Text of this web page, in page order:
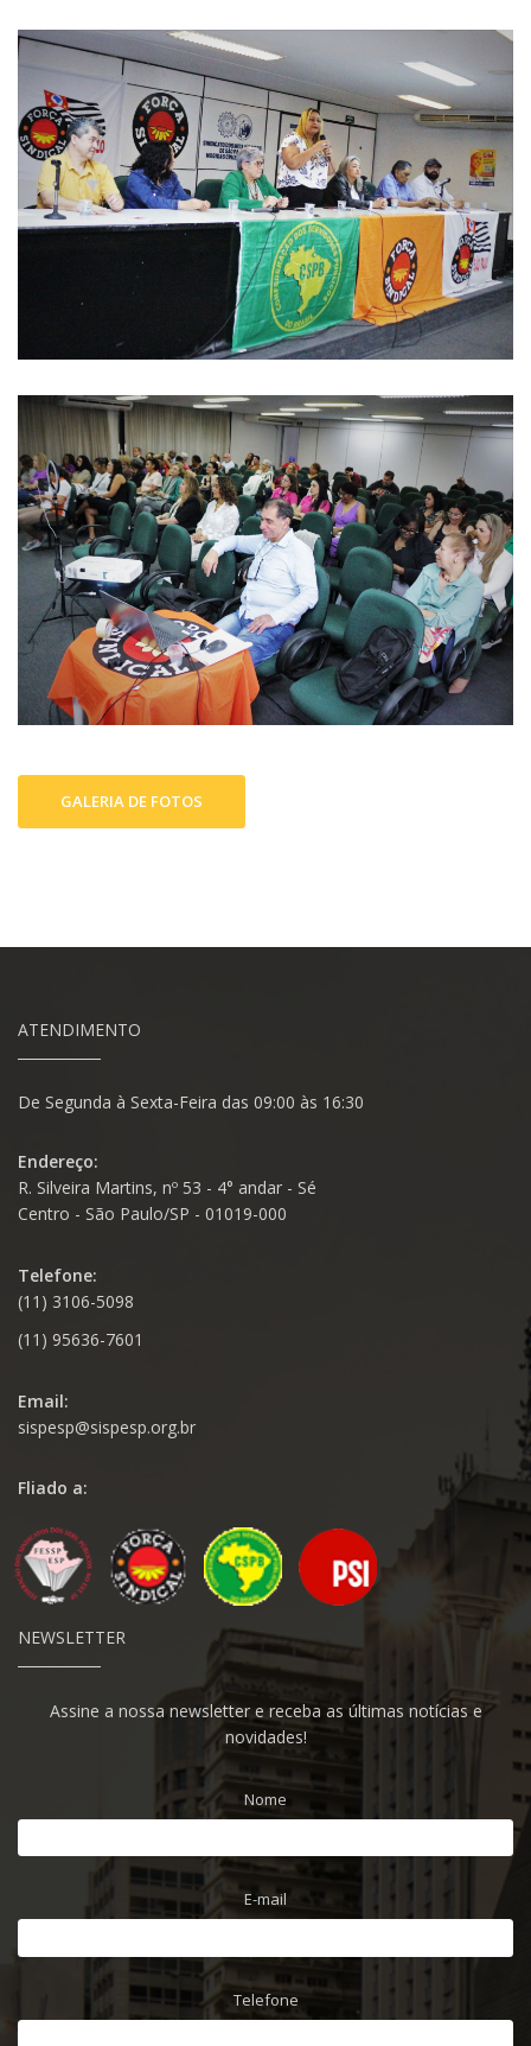
ATENDIMENTO
De Segunda à Sexta-Feira das 09:00 às 16:30
Endereço:
R. Silveira Martins, nº 53 - 4° andar - Sé
Centro - São Paulo/SP - 01019-000
Telefone:
(11) 3106-5098
(11) 95636-7601
Email:
sispesp@sispesp.org.br
Fliado a:
NEWSLETTER
Assine a nossa newsletter e receba as últimas notícias e
novidades!
Nome
E-mail
Telefone